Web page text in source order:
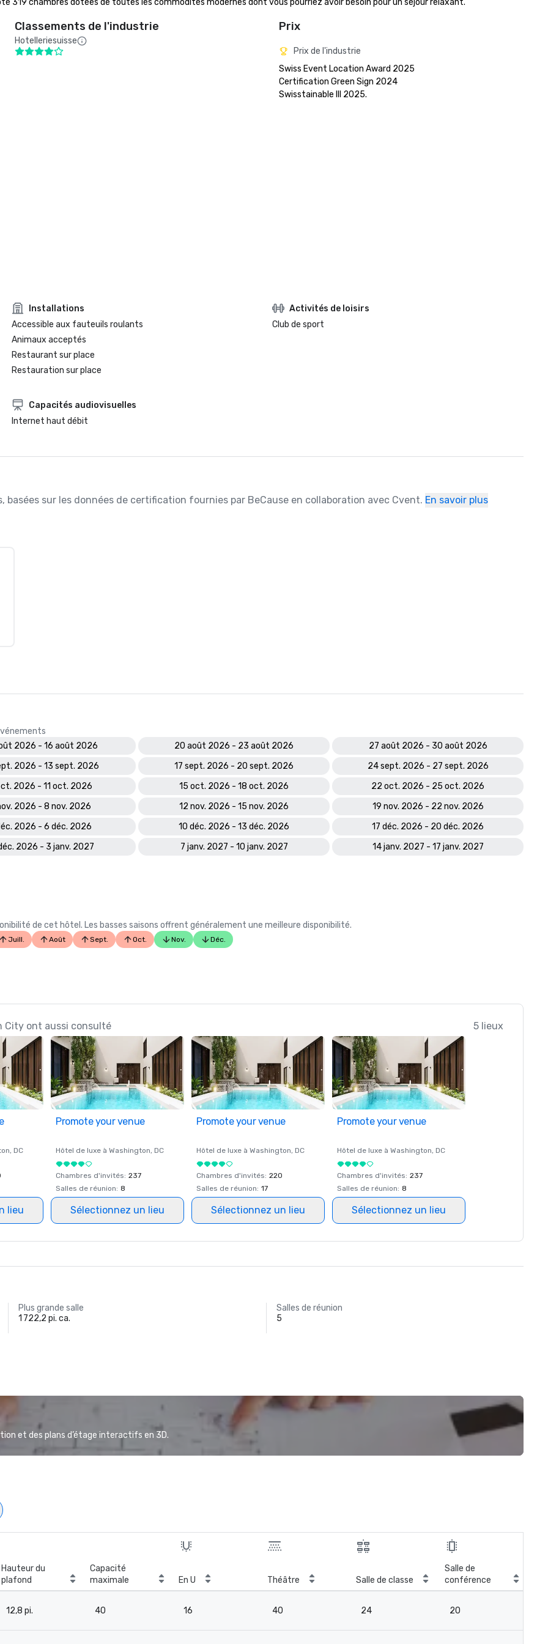
319 chambres dotées de toutes les commodités modernes dont vous pourriez avoir besoin pour un séjour relaxant.
Classements de l'industrie
Hotelleriesuisse
Prix
Prix de l'industrie
Swiss Event Location Award 2025
Certification Green Sign 2024
Swisstainable III 2025.
Installations
Accessible aux fauteuils roulants
Animaux acceptés
Restaurant sur place
Restauration sur place
Activités de loisirs
Club de sport
Capacités audiovisuelles
Internet haut débit
sur les données de certification fournies par BeCause en collaboration avec Cvent. En savoir plus
2026 - 16 août 2026
20 août 2026 - 23 août 2026
27 août 2026 - 30 août 2026
2026 - 13 sept. 2026
17 sept. 2026 - 20 sept. 2026
24 sept. 2026 - 27 sept. 2026
2026 - 11 oct. 2026
15 oct. 2026 - 18 oct. 2026
22 oct. 2026 - 25 oct. 2026
2026 - 8 nov. 2026
12 nov. 2026 - 15 nov. 2026
19 nov. 2026 - 22 nov. 2026
2026 - 6 déc. 2026
10 déc. 2026 - 13 déc. 2026
17 déc. 2026 - 20 déc. 2026
2026 - 3 janv. 2027
7 janv. 2027 - 10 janv. 2027 14 janv. 2027 - 17 janv. 2027
de cet hôtel. Les basses saisons offrent généralement une meilleure disponibilité.
Juill. Août Sept. Oct. Nov. Déc.
City ont aussi consulté 5 lieux
, DC
lieu
Promote your venue
Hôtel de luxe à Washington, DC
Chambres d'invités: 237
Salles de réunion: 8
Sélectionnez un lieu
Promote your venue
Hôtel de luxe à Washington, DC
Chambres d'invités: 220
Salles de réunion: 17
Sélectionnez un lieu
Promote your venue
Hôtel de luxe à Washington, DC
Chambres d'invités: 237
Salles de réunion: 8
Sélectionnez un lieu
Plus grande salle
1 722,2 pi. ca.
Salles de réunion
5
et des plans d’étage interactifs en 3D.
Hauteur du
plafond
Capacité
maximale
En U Théâtre Salle de classe
Salle de
conférence
12,8 pi. 40 16 40 24 20